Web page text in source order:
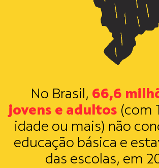
No Brasil, 66,6
jovens e adultos (com
idade ou mais) não
educação básica e
das escolas, em